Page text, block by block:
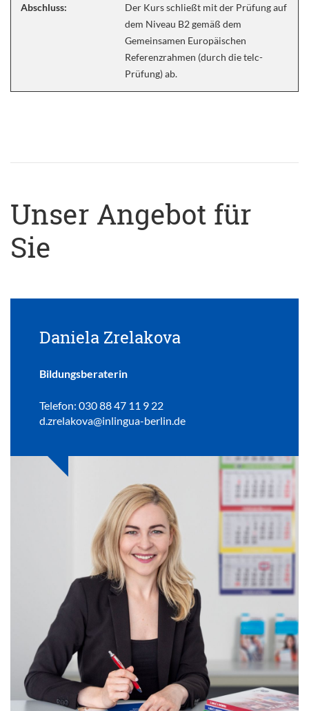
Abschluss:
Der Kurs schließt mit der Prüfung auf
dem Niveau B2 gemäß dem
Gemeinsamen Europäischen
Referenzrahmen (durch die telc-
Prüfung) ab.
Unser Angebot für
Sie
Daniela Zrelakova
Bildungsberaterin
Telefon: 030 88 47 11 9 22
d.zrelakova@inlingua-berlin.de